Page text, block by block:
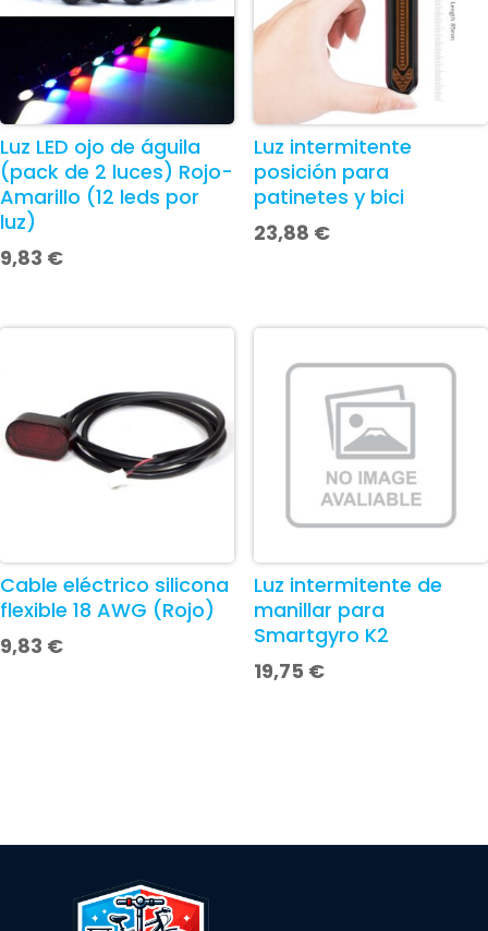
Luz LED ojo de águila
(pack de 2 luces) Rojo-
Amarillo (12 leds por
luz)
9,83 €
Luz intermitente
posición para
patinetes y bici
23,88 €
Cable eléctrico silicona
flexible 18 AWG (Rojo)
9,83 €
Luz intermitente de
manillar para
Smartgyro K2
19,75 €